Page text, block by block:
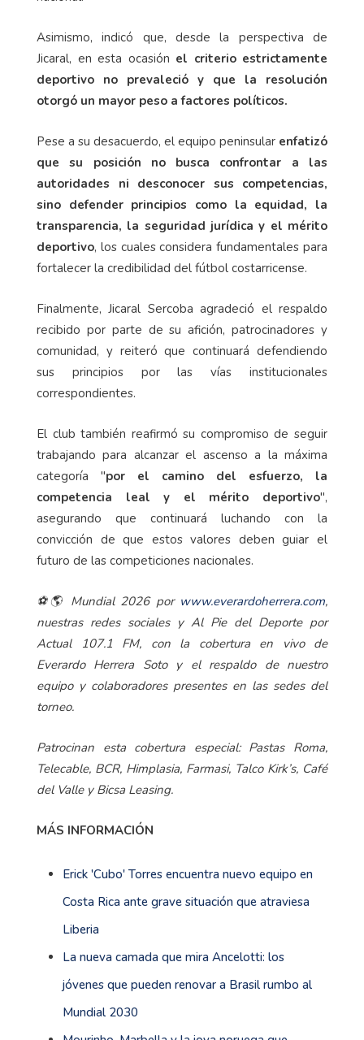
Asimismo, indicó que, desde la perspectiva de
Jicaral, en esta ocasión el criterio estrictamente
deportivo no prevaleció y que la resolución
otorgó un mayor peso a factores políticos.
Pese a su desacuerdo, el equipo peninsular enfatizó
que su posición no busca confrontar a las
autoridades ni desconocer sus competencias,
sino defender principios como la equidad, la
transparencia, la seguridad jurídica y el mérito
deportivo, los cuales considera fundamentales para
fortalecer la credibilidad del fútbol costarricense.
Finalmente, Jicaral Sercoba agradeció el respaldo
recibido por parte de su afición, patrocinadores y
comunidad, y reiteró que continuará defendiendo
sus principios por las vías institucionales
correspondientes.
El club también reafirmó su compromiso de seguir
trabajando para alcanzar el ascenso a la máxima
categoría "por el camino del esfuerzo, la
competencia leal y el mérito deportivo",
asegurando que continuará luchando con la
convicción de que estos valores deben guiar el
futuro de las competiciones nacionales.
⚽🌎 Mundial 2026 por www.everardoherrera.com,
nuestras redes sociales y Al Pie del Deporte por
Actual 107.1 FM, con la cobertura en vivo de
Everardo Herrera Soto y el respaldo de nuestro
equipo y colaboradores presentes en las sedes del
torneo.
Patrocinan esta cobertura especial: Pastas Roma,
Telecable, BCR, Himplasia, Farmasi, Talco Kirk’s, Café
del Valle y Bicsa Leasing.
MÁS INFORMACIÓN
Erick 'Cubo' Torres encuentra nuevo equipo en
Costa Rica ante grave situación que atraviesa
Liberia
La nueva camada que mira Ancelotti: los
jóvenes que pueden renovar a Brasil rumbo al
Mundial 2030